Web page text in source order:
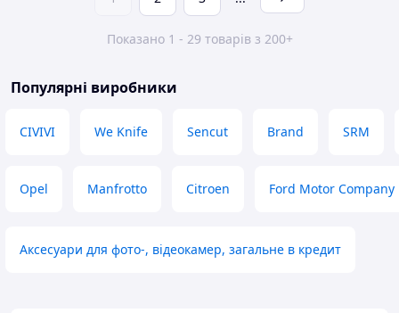
Показано 1 - 29 товарів з 200+
Популярні виробники
CIVIVI We Knife Sencut Brand SRM
Opel Manfrotto Citroen Ford Motor Company
Аксесуари для фото-, відеокамер, загальне в кредит